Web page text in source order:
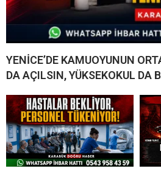
YENİCE’DE KAMUOYUNUN
DA AÇILSIN, YÜKSEKOKUL DA